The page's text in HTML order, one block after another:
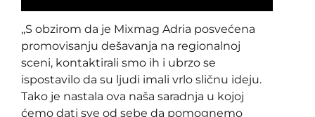
,,S obzirom da je Mixmag Adria posvećena
promovisanju dešavanja na regionalnoj
sceni, kontaktirali smo ih i ubrzo se
ispostavilo da su ljudi imali vrlo sličnu ideju.
Tako je nastala ova naša saradnja u kojoj
ćemo dati sve od sebe da pomognemo